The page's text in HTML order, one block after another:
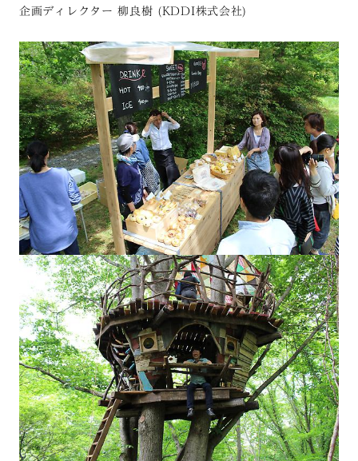
企画ディレクター 柳良樹 (KDDI株式会社)